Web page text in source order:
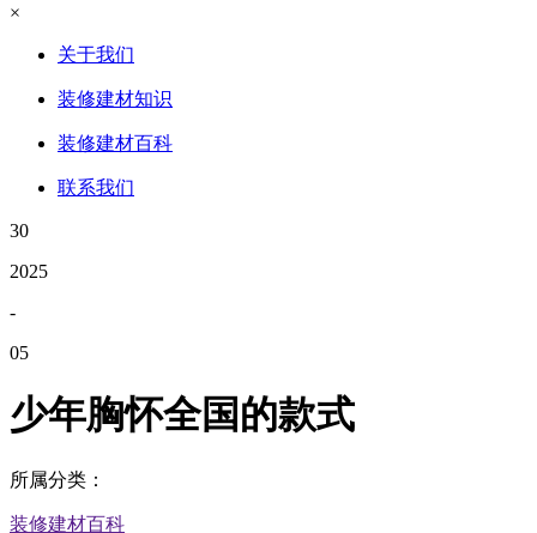
×
关于我们
装修建材知识
装修建材百科
联系我们
30
2025
-
05
少年胸怀全国的款式
所属分类：
装修建材百科